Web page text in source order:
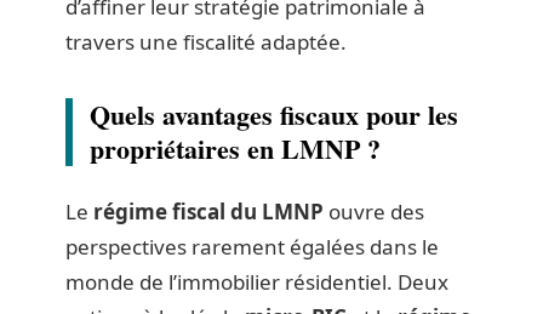
d’affiner leur stratégie patrimoniale à
travers une fiscalité adaptée.
Quels avantages fiscaux pour les
propriétaires en LMNP ?
Le régime fiscal du LMNP ouvre des
perspectives rarement égalées dans le
monde de l’immobilier résidentiel. Deux